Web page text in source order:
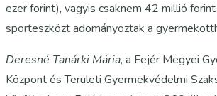
ezer forint), vagyis csaknem 42 millió
sporteszközt adományoztak a
Deresné Tanárki Mária, a Fejér Megyei
Központ és Területi Gyermekvédelmi